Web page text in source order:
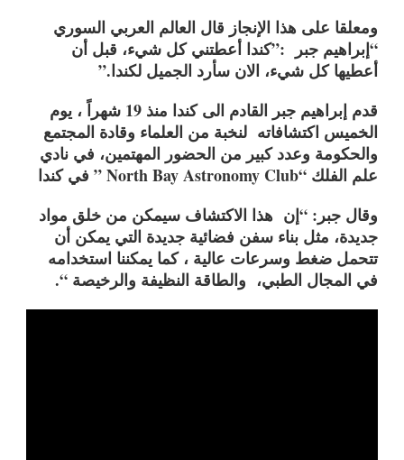
ومعلقا على هذا الإنجاز قال العالم العربي السوري
“إبراهيم جبر :”كندا أعطتني كل شيء، قبل أن
أعطيها كل شيء، الان سأرد الجميل لكندا.”
قدم إبراهيم جبر القادم الى كندا منذ 19 شهراً ، يوم
الخميس اكتشافاته لنخبة من العلماء وقادة المجتمع
والحكومة وعدد كبير من الحضور المهتمين، في نادي
علم الفلك “North Bay Astronomy Club” في كندا
وقال جبر: “إن هذا الاكتشاف سيمكن من خلق مواد
جديدة، مثل بناء سفن فضائية جديدة التي يمكن أن
تتحمل ضغط وسرعات عالية ، كما يمكننا استخدامه
في المجال الطبي، والطاقة النظيفة والرخيصة “.